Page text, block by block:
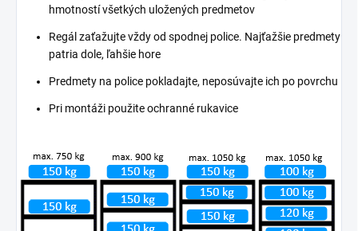
hmotností všetkých uložených predmetov
Regál zaťažujte vždy od spodnej police. Najťažšie predmety
patria dole, ľahšie hore
Predmety na police pokladajte, neposúvajte ich po povrchu
Pri montáži použite ochranné rukavice